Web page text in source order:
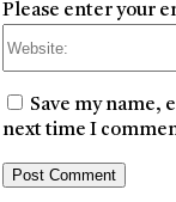
Please enter your
Save my name,
next time I